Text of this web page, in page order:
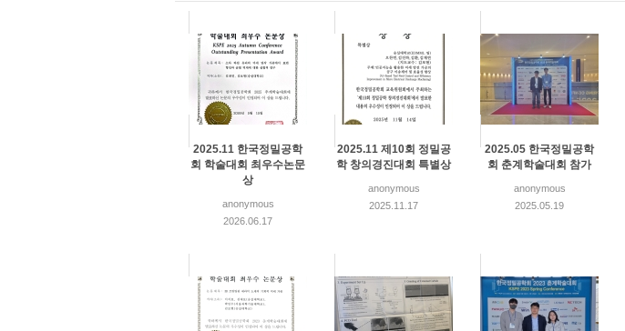
2025.11 한국정밀공학
회 학술대회 최우수논문
상
anonymous
2026.06.17
2025.11 제10회 정밀공
학 창의경진대회 특별상
anonymous
2025.11.17
2025.05 한국정밀공학
회 춘계학술대회 참가
anonymous
2025.05.19